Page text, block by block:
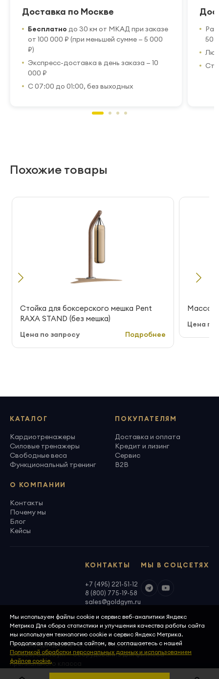
Доставка по Москве
Бесплатно до 30 км от МКАД при заказе
от 100 000 ₽ (при меньшей сумме — 5 000
₽)
Экспресс-доставка в день заказа — 10
000 ₽
С 07:00 до 01:00, без выходных
50
Похожие товары
Стойка для боксерского мешка Pent
RAXA STAND (без мешка)
Цена по запросу Подробнее
Цена по
КАТАЛОГ
Кардиотренажеры
Силовые тренажеры
Свободные веса
Функциональный тренинг
ПОКУПАТЕЛЯМ
Доставка и оплата
Кредит и лизинг
Сервис
B2B
О КОМПАНИИ
Контакты
Почему мы
Блог
Кейсы
МЫ В СОЦСЕТЯХ
КОНТАКТЫ
+7 (495) 221-51-12
8 (800) 775-19-58
sales@goldgym.ru
ООО «Голденджим» · ОГРН 1097746699940
© 2026, GoldGym — оборудование для фитнеса
премиального класса
Политика конфиденциальности
Мы используем файлы cookie и сервис веб-аналитики Яндекс
Метрика Для сбора статистики и улучшения качества работы сайта
мы используем технологию cookie и сервис Яндекс Метрика.
Продолжая пользоваться сайтом, вы соглашаетесь с нашей
Политикой обработки персональных данных и использованием
файлов cookie.